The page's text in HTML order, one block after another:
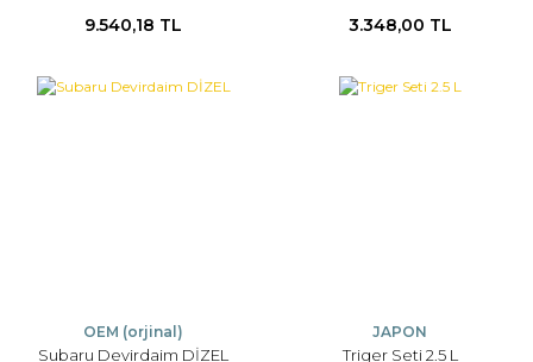
9.540,18 TL 3.348,00 TL
OEM (orjinal)
Subaru Devirdaim DİZEL
JAPON
Triger Seti 2.5 L